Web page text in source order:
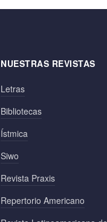
NUESTRAS REVISTAS
Letras
Bibliotecas
Ístmica
Siwo
Revista Praxis
Repertorio Americano